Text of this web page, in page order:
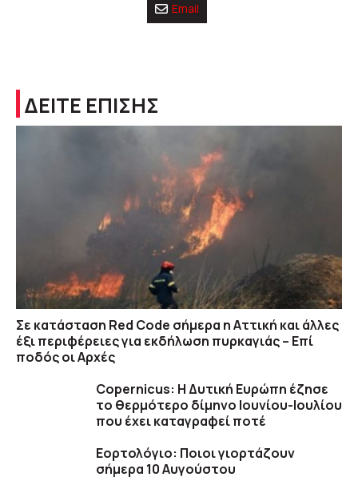
Email
ΔΕΙΤΕ ΕΠΙΣΗΣ
Σε κατάσταση Red Code σήμερα η Αττική και άλλες
έξι περιφέρειες για εκδήλωση πυρκαγιάς – Επί
ποδός οι Αρχές
Copernicus: H Δυτική Ευρώπη έζησε
το θερμότερο δίμηνο Ιουνίου-Ιουλίου
που έχει καταγραφεί ποτέ
Εορτολόγιο: Ποιοι γιορτάζουν
σήμερα 10 Αυγούστου